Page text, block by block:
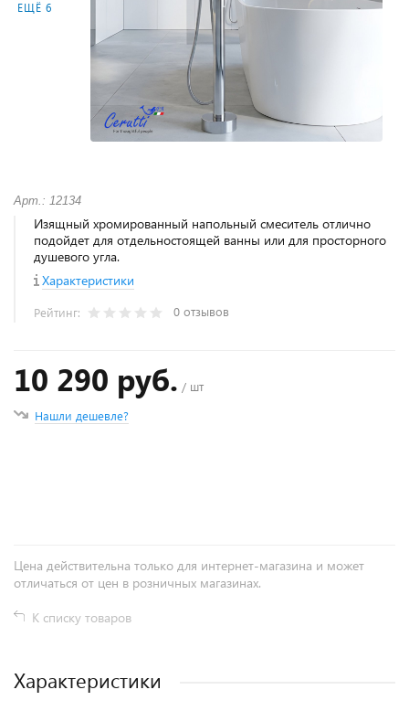
ЕЩЁ 6
Арт.: 12134
Изящный хромированный напольный смеситель отлично
подойдет для отдельностоящей ванны или для просторного
душевого угла.
Характеристики
Рейтинг: 0 отзывов
10 290 руб. / шт
Нашли дешевле?
Цена действительна только для интернет-магазина и может
отличаться от цен в розничных магазинах.
К списку товаров
Характеристики